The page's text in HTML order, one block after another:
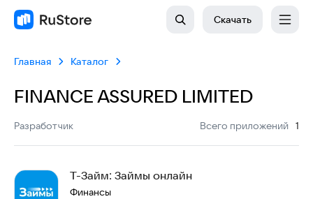
Скачать
Главная Каталог
FINANCE ASSURED LIMITED
Разработчик Всего приложений
: 1
T-Займ: Займы онлайн
Финансы